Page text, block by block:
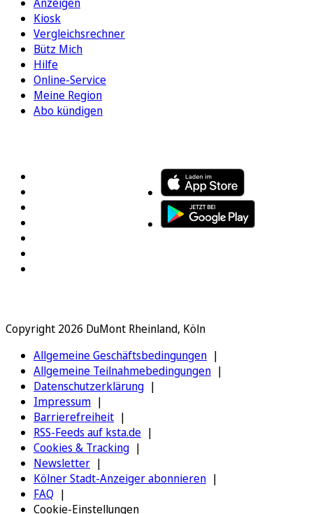
Anzeigen
Kiosk
Vergleichsrechner
Bütz Mich
Hilfe
Online-Service
Meine Region
Abo kündigen
Copyright 2026 DuMont Rheinland, Köln
Allgemeine Geschäftsbedingungen
Allgemeine Teilnahmebedingungen
Datenschutzerklärung
Impressum
Barrierefreiheit
RSS-Feeds auf ksta.de
Cookies & Tracking
Newsletter
Kölner Stadt-Anzeiger abonnieren
FAQ
Cookie-Einstellungen